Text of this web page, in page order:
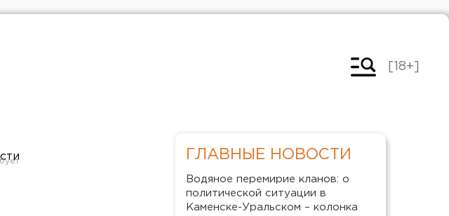
[18+]
ГЛАВНЫЕ НОВОСТИ
Водяное перемирие кланов: о
политической ситуации в
Каменске-Уральском – колонка